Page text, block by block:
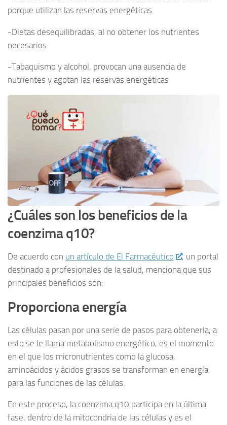
porque utilizan las reservas energéticas
-Dietas desequilibradas, al no obtener los nutrientes
necesarios
-Tabaquismo y alcohol, provocan una ausencia de
nutrientes y agotan las reservas energéticas
¿Cuáles son los beneficios de la
coenzima q10?
De acuerdo con un artículo de El Farmacéutico
, un portal
destinado a profesionales de la salud, menciona que sus
principales beneficios son:
Proporciona energía
Las células pasan por una serie de pasos para obtenerla, a
esto se le llama metabolismo energético, es el momento
en el que los micronutrientes como la glucosa,
aminoácidos y ácidos grasos se transforman en energía
para las funciones de las células.
En este proceso, la coenzima q10 participa en la última
fase, dentro de la mitocondria de las células y es el